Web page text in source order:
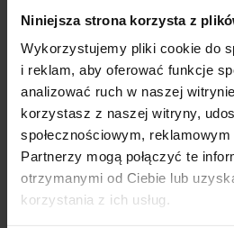
Niniejsza strona korzysta z
Wykorzystujemy pliki cookie do
i reklam, aby oferować funkcje
analizować ruch w naszej
korzystasz z naszej witryny,
społecznościowym,
Partnerzy mogą połączyć te
otrzymanymi od Ciebie lub
korzystania z ich usług.
Gigantyczny
kompleks
biurowo-
hotelowy na
finiszu budowy
-